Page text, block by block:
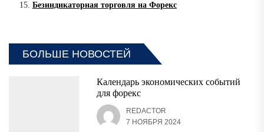
Безиндикаторная торговля на Форекс
БОЛЬШЕ НОВОСТЕЙ
Календарь экономических событий
для форекс
REDACTOR
7 НОЯБРЯ 2024